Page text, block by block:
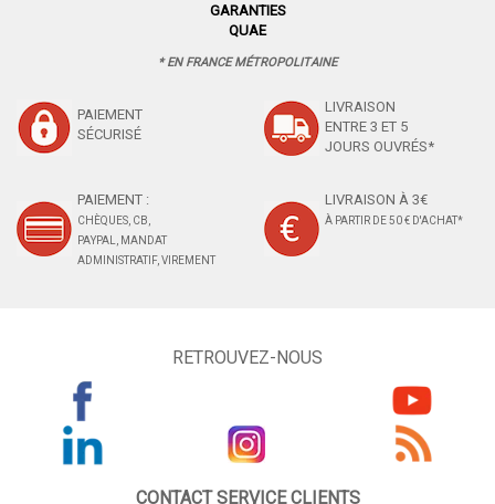
GARANTIES
QUAE
* EN FRANCE MÉTROPOLITAINE
PAIEMENT
SÉCURISÉ
LIVRAISON
ENTRE 3 ET 5
JOURS OUVRÉS*
PAIEMENT :
CHÈQUES, CB,
PAYPAL, MANDAT
ADMINISTRATIF, VIREMENT
LIVRAISON À 3€
À PARTIR DE 50 € D'ACHAT*
RETROUVEZ-NOUS
CONTACT SERVICE CLIENTS